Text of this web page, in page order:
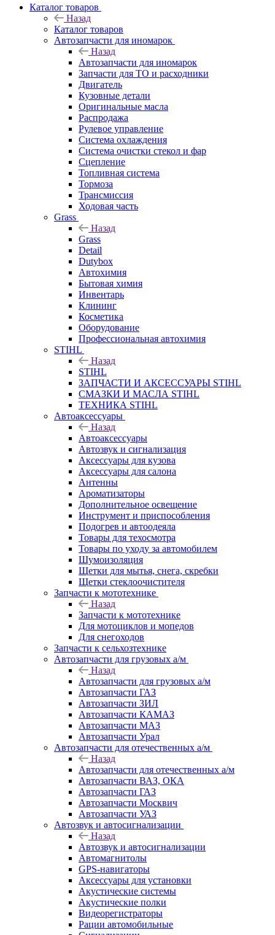
Каталог товаров
Назад
Каталог товаров
Автозапчасти для иномарок
Назад
Автозапчасти для иномарок
Запчасти для ТО и расходники
Двигатель
Кузовные детали
Оригинальные масла
Распродажа
Рулевое управление
Система охлаждения
Система очистки стекол и фар
Сцепление
Топливная система
Тормоза
Трансмиссия
Ходовая часть
Grass
Назад
Grass
Detail
Dutybox
Автохимия
Бытовая химия
Инвентарь
Клининг
Косметика
Оборудование
Профессиональная автохимия
STIHL
Назад
STIHL
ЗАПЧАСТИ И АКСЕССУАРЫ STIHL
СМАЗКИ И МАСЛА STIHL
ТЕХНИКА STIHL
Автоаксессуары
Назад
Автоаксессуары
Автозвук и сигнализация
Аксессуары для кузова
Аксессуары для салона
Антенны
Ароматизаторы
Дополнительное освещение
Инструмент и приспособления
Подогрев и автоодеяла
Товары для техосмотра
Товары по уходу за автомобилем
Шумоизоляция
Щетки для мытья, снега, скребки
Щетки стеклоочистителя
Запчасти к мототехнике
Назад
Запчасти к мототехнике
Для мотоциклов и мопедов
Для снегоходов
Запчасти к сельхозтехнике
Автозапчасти для грузовых а/м
Назад
Автозапчасти для грузовых а/м
Автозапчасти ГАЗ
Автозапчасти ЗИЛ
Автозапчасти КАМАЗ
Автозапчасти МАЗ
Автозапчасти Урал
Автозапчасти для отечественных а/м
Назад
Автозапчасти для отечественных а/м
Автозапчасти ВАЗ, ОКА
Автозапчасти ГАЗ
Автозапчасти Москвич
Автозапчасти УАЗ
Автозвук и автосигнализации
Назад
Автозвук и автосигнализации
Автомагнитолы
GPS-навигаторы
Аксессуары для установки
Акустические системы
Акустические полки
Видеорегистраторы
Рации автомобильные